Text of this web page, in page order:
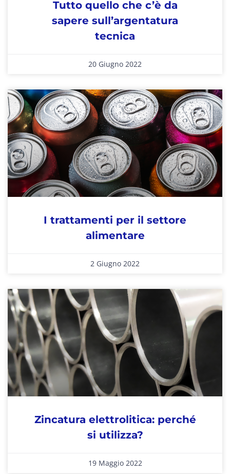
Tutto quello che c’è da
sapere sull’argentatura
tecnica
20 Giugno 2022
I trattamenti per il settore
alimentare
2 Giugno 2022
Zincatura elettrolitica: perché
si utilizza?
19 Maggio 2022